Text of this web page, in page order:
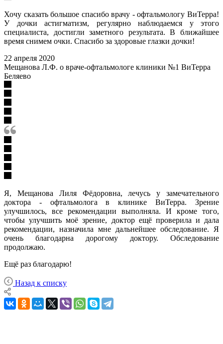
Хочу сказать большое спасибо врачу - офтальмологу ВиТерра!
У дочки астигматизм, регулярно наблюдаемся у этого
специалиста, достигли заметного результата. В ближайшее
время снимем очки. Спасибо за здоровые глазки дочки!
22 апреля 2020
Мещанова Л.Ф. о враче-офтальмологе клиники №1 ВиТерра
Беляево
Я, Мещанова Лиля Фёдоровна, лечусь у замечательного
доктора - офтальмолога в клинике ВиТерра. Зрение
улучшилось, все рекомендации выполняла. И кроме того,
чтобы улучшить моё зрение, доктор ещё проверила и дала
рекомендации, назначила мне дальнейшее обследование. Я
очень благодарна дорогому доктору. Обследование
продолжаю.
Ещё раз благодарю!
Назад к списку